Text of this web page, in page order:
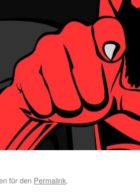
für den Permalink.